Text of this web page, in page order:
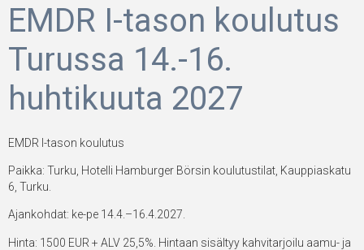
EMDR I-tason koulutus
Turussa 14.-16.
huhtikuuta 2027
EMDR I-tason koulutus
Paikka: Turku, Hotelli Hamburger Börsin koulutustilat, Kauppiaskatu
6, Turku.
Ajankohdat: ke-pe 14.4.–16.4.2027.
Hinta: 1500 EUR + ALV 25,5%. Hintaan sisältyy kahvitarjoilu aamu- ja